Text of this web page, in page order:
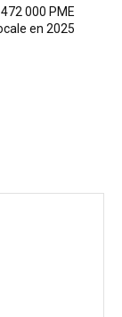
000 PME
en 2025